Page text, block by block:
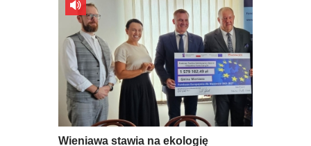
Wieniawa stawia na ekologię